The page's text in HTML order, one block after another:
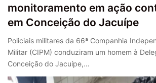
monitoramento em ação
em Conceição do Jacuípe
Policiais militares da 66ª Companhia
Militar (CIPM) conduziram um homem à
Conceição do Jacuípe,…